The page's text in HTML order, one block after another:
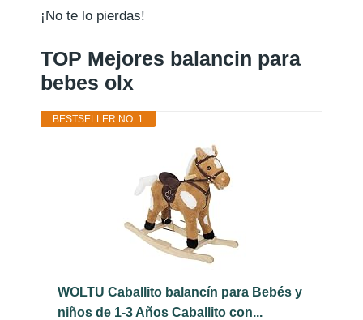
¡No te lo pierdas!
TOP Mejores balancin para
bebes olx
BESTSELLER NO. 1
WOLTU Caballito balancín para Bebés y
niños de 1-3 Años Caballito con...